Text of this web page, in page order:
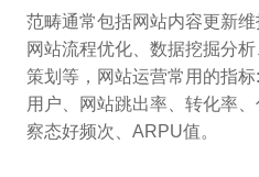
范畴通常包括网站内容更新维
网站流程优化、数据挖掘分
策划等，网站运营常用的指
用户、网站跳出率、转化率
察态好频次、ARPU值。